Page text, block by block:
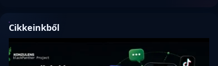
Cikkeinkből